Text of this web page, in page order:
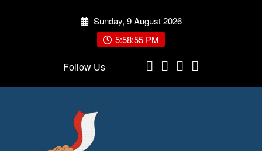
Sunday, 9 August 2026
5:58:56 PM
Follow Us